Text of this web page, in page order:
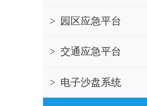
> 园区应急平台
> 交通应急平台
> 电子沙盘系统